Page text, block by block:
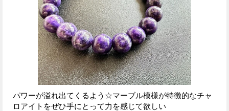
パワーが溢れ出てくるよう☆マーブル模様が特徴的なチャ
ロアイトをぜひ手にとって力を感じて欲しい